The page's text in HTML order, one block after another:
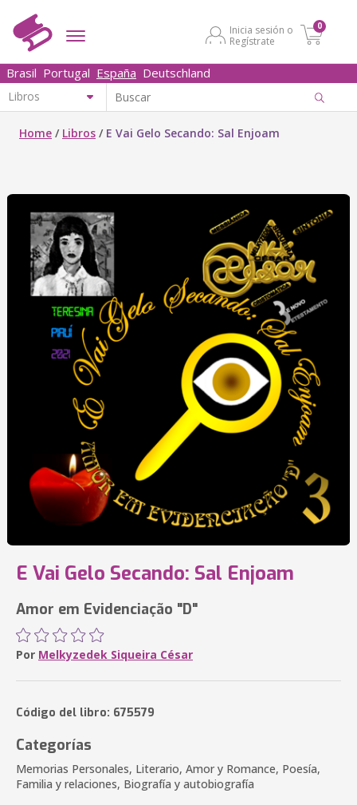
Inicia sesión o
Regístrate
0
Brasil Portugal España Deutschland
Home / Libros / E Vai Gelo Secando: Sal Enjoam
E Vai Gelo Secando: Sal Enjoam
Amor em Evidenciação "D"
Por Melkyzedek Siqueira César
Código del libro: 675579
Categorías
Memorias Personales, Literario, Amor y Romance, Poesía,
Familia y relaciones, Biografía y autobiografía